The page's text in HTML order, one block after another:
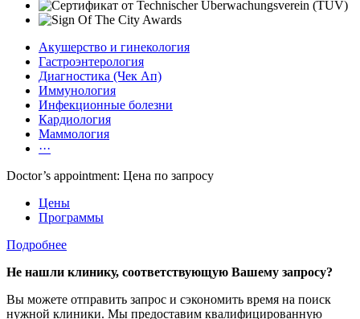
Акушерство и гинекология
Гастроэнтерология
Диагностика (Чек Ап)
Иммунология
Инфекционные болезни
Кардиология
Маммология
···
Doctor’s appointment: Цена по запросу
Цены
Программы
Подробнее
Не нашли клинику, соответствующую Вашему запросу?
Вы можете отправить запрос и сэкономить время на поиск
нужной клиники. Мы предоставим квалифицированную